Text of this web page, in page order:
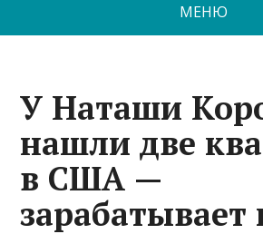
МЕНЮ
У Наташи
нашли две
в США —
зарабатывает